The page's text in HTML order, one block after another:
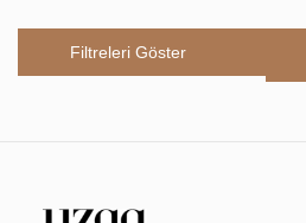
Filtreleri Göster